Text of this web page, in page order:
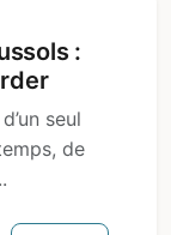
:
seul
de